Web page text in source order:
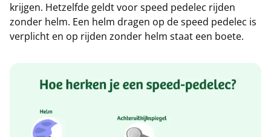
krijgen. Hetzelfde geldt voor speed pedelec rijden
zonder helm. Een helm dragen op de speed pedelec is
verplicht en op rijden zonder helm staat een boete.